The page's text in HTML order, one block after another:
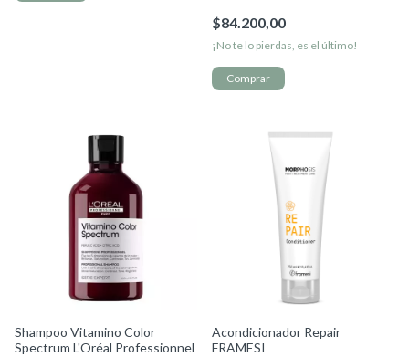
$84.200,00
¡No te lo pierdas, es el último!
Shampoo Vitamino Color
Spectrum L'Oréal Professionnel
Acondicionador Repair
FRAMESI